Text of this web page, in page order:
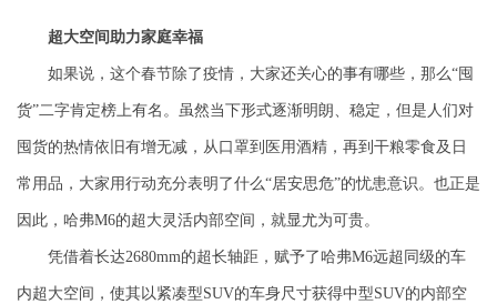
超大空间助力家庭幸福
如果说，这个春节除了疫情，大家还关心的事有哪些，那么“囤
货”二字肯定榜上有名。虽然当下形式逐渐明朗、稳定，但是人们对
囤货的热情依旧有增无减，从口罩到医用酒精，再到干粮零食及日
常用品，大家用行动充分表明了什么“居安思危”的忧患意识。 也正是
因此，哈弗M6的超大灵活内部空间，就显尤为可贵。
凭借着长达2680mm的超长轴距，赋予了哈弗M6远超同级的车
内超大空间，使其以紧凑型SUV的车身尺寸获得中型SUV的内部空